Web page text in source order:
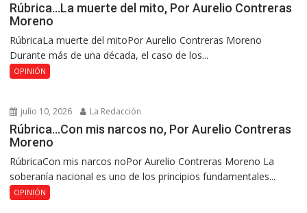
Rúbrica…La muerte del mito, Por Aurelio Contreras
Moreno
RúbricaLa muerte del mitoPor Aurelio Contreras Moreno
Durante más de una década, el caso de los...
OPINIÓN
julio 10, 2026 La Redacción
Rúbrica…Con mis narcos no, Por Aurelio Contreras
Moreno
RúbricaCon mis narcos noPor Aurelio Contreras Moreno La
soberanía nacional es uno de los principios fundamentales...
OPINIÓN